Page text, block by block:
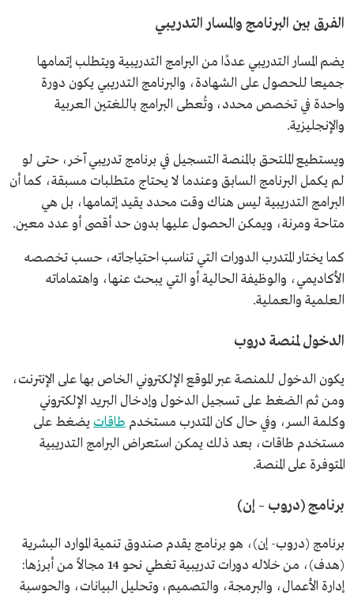
الفرق بين البرنامج والمسار التدريبي
يضم المسار التدريبي عددًا من البرامج التدريبية ويتطلب إتمامها
جميعا للحصول على الشهادة، والبرنامج التدريبي يكون دورة
واحدة في تخصص محدد، وتُعطى البرامج باللغتين العربية
والإنجليزية.
ويستطيع الملتحق بالمنصة التسجيل في برنامج تدريبي آخر، حتى لو
لم يكمل البرنامج السابق وعندما لا يحتاج متطلبات مسبقة، كما أن
البرامج التدريبية ليس هناك وقت محدد يقيد إتمامها، بل هي
متاحة ومرنة، ويمكن الحصول عليها بدون حد أقصى أو عدد معين.
كما يختار المتدرب الدورات التي تناسب احتياجاته، حسب تخصصه
الأكاديمي، والوظيفة الحالية أو التي يبحث عنها، واهتماماته
العلمية والعملية.
الدخول لمنصة دروب
يكون الدخول للمنصة عبر الموقع الإلكتروني الخاص بها على الإنترنت،
ومن ثم الضغط على تسجيل الدخول وإدخال البريد الإلكتروني
وكلمة السر، وفي حال كان المتدرب مستخدم طاقات يضغط على
مستخدم طاقات، بعد ذلك يمكن استعراض البرامج التدريبية
المتوفرة على المنصة.
برنامج (دروب – إن)
برنامج (دروب- إن)، هو برنامج يقدم صندوق تنمية الموارد البشرية
(هدف)، من خلاله دورات تدريبية تغطي نحو 14 مجالاً من أبرزها:
إدارة الأعمال، والبرمجة، والتصميم، وتحليل البيانات، والحوسبة